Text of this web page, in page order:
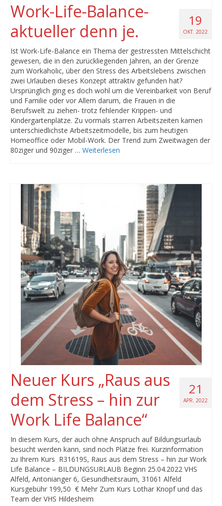
19
OKT. 2022
Work-Life-Balance-
aktueller denn je.
Ist Work-Life-Balance ein Thema der gestressten Mittelschicht
gewesen, die in den zurückliegenden Jahren, an der Grenze
zum Workaholic, über den Stress des Arbeitslebens zwischen
zwei Urlauben dieses Konzept attraktiv gefunden hat?
Ursprünglich ging es doch wohl um die Vereinbarkeit von Beruf
und Familie oder vor Allem darum, die Frauen in die
Berufswelt zu ziehen- trotz fehlender Krippen- und
Kindergartenplätze. Zu vormals starren Arbeitszeiten kamen
unterschiedlichste Arbeitszeitmodelle, bis zum heutigen
Homeoffice oder Mobil-Work. Der Trend zum Zweitwagen der
80ziger und 90ziger … Weiterlesen
21
APR. 2022
Neuer Kurs „Raus aus
dem Stress – hin zur
Work Life Balance“
In diesem Kurs, der auch ohne Anspruch auf Bildungsurlaub
besucht werden kann, sind noch Plätze frei. Kurzinformation
zu Ihrem Kurs R31619S, Raus aus dem Stress – hin zur Work
Life Balance – BILDUNGSURLAUB Beginn 25.04.2022 VHS
Alfeld, Antonianger 6, Gesundheitsraum, 31061 Alfeld
Kursgebühr 199,50 € Mehr Zum Kurs Lothar Knopf und das
Team der VHS Hildesheim